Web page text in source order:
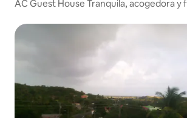
AC Guest House Tranquila,